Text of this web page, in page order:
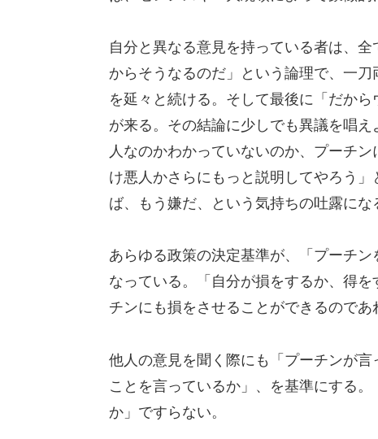
自分と異なる意見を持っている者は、
からそうなるのだ」という論理で、一
を延々と続ける。そして最後に「だか
が来る。その結論に少しでも異議を唱
人なのかわかっていないのか、プーチ
け悪人かさらにもっと説明してやろう
ば、もう嫌だ、という気持ちの吐露にな
あらゆる政策の決定基準が、「プーチ
なっている。「自分が損をするか、得
チンにも損をさせることができるので
他人の意見を聞く際にも「プーチンが
ことを言っているか」、を基準にする
か」ですらない。